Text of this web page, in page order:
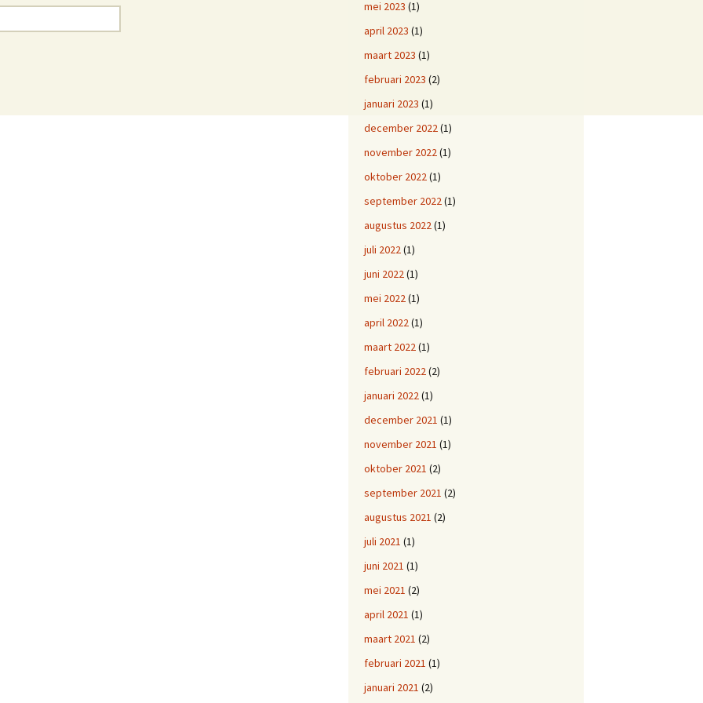
mei 2023 (1)
april 2023 (1)
maart 2023 (1)
februari 2023 (2)
januari 2023 (1)
december 2022(1)
november 2022(1)
oktober 2022(1)
september 2022(1)
augustus 2022(1)
juli 2022(1)
juni 2022(1)
mei 2022(1)
april 2022(1)
maart 2022(1)
februari 2022(2)
januari 2022(1)
december 2021 (1)
november 2021 (1)
oktober 2021 (2)
september 2021 (2)
augustus 2021 (2)
juli 2021 (1)
juni 2021 (1)
mei 2021 (2)
april 2021 (1)
maart 2021 (2)
februari 2021 (1)
januari 2021 (2)